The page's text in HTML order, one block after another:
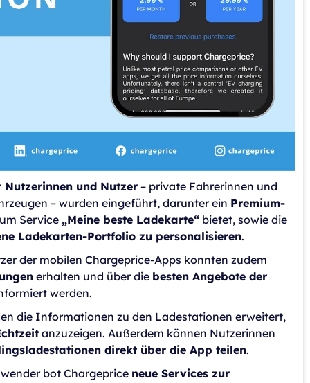
und Nutzer – private Fahrerinnen und
– wurden eingeführt, darunter ein Premium-
Service „Meine beste Ladekarte“ bietet, sowie die
Ladekarten-Portfolio zu personalisieren.
der mobilen Chargeprice-Apps konnten zudem
erhalten und über die besten Angebote der
werden.
die Informationen zu den Ladestationen erweitert,
anzuzeigen. Außerdem können Nutzerinnen
direkt über die App teilen.
bot Chargeprice neue Services zur